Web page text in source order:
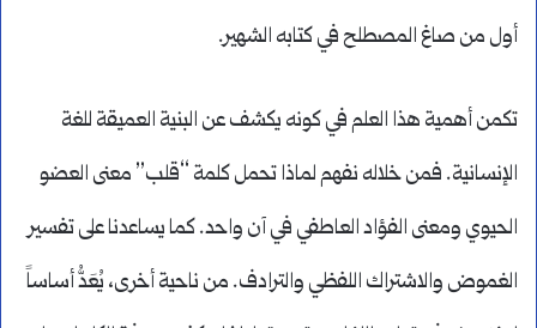
أول من صاغ المصطلح في كتابه الشهير.
تكمن أهمية هذا العلم في كونه يكشف عن البنية العميقة للغة
الإنسانية. فمن خلاله نفهم لماذا تحمل كلمة “قلب” معنى العضو
الحيوي ومعنى الفؤاد العاطفي في آن واحد. كما يساعدنا على تفسير
الغموض والاشتراك اللفظي والترادف. من ناحية أخرى، يُعَدُّ أساساً